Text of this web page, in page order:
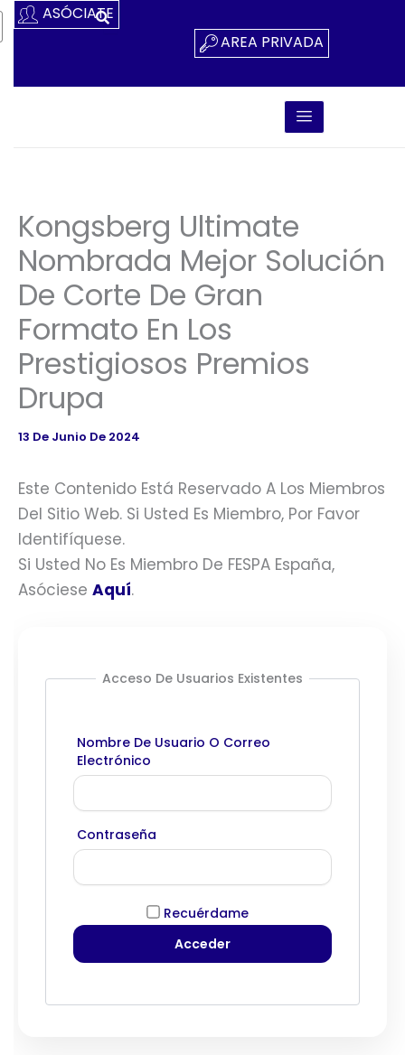
Ir
Al
ASÓCIATE
AREA PRIVADA
Kongsberg Ultimate
Nombrada Mejor Solución
De Corte De Gran
Formato En Los
Prestigiosos Premios
Drupa
13 De Junio De 2024
Este Contenido Está Reservado A Los Miembros
Del Sitio Web. Si Usted Es Miembro, Por Favor
Identifíquese.
Si Usted No Es Miembro De FESPA España,
Asóciese Aquí.
Acceso De Usuarios Existentes
Nombre De Usuario O Correo
Electrónico
Contraseña
Recuérdame